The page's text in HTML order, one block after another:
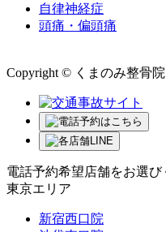
自律神経症
頭痛・偏頭痛
Copyright © くまのみ整骨院
電話予約希望店舗をお選び
東京エリア
新宿西口院